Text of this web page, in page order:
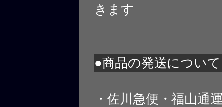
きます
●商品の発送について
・佐川急便・福山通